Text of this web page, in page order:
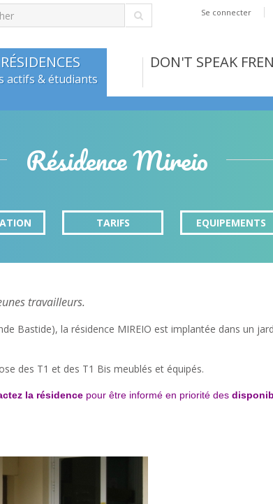
Aller au contenu
principal
Se connecter
actifs & étudiants
DON'T SPEAK
Résidence Mireio
TARIFS EQUIPEMENTS
travailleurs.
Bastide), la résidence MIREIO est implantée dans un
des T1 et des T1 Bis meublés et équipés.
la résidence pour être informé en priorité des